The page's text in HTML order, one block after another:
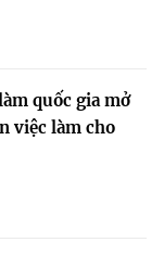
quốc gia mở
việc làm cho